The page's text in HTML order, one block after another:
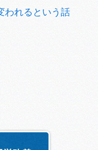
れるという話